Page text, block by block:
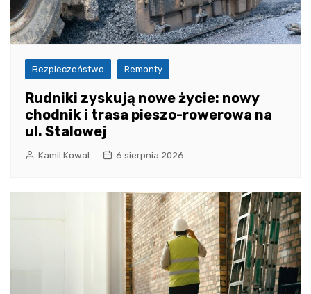
Bezpieczeństwo Remonty
Rudniki zyskują nowe życie: nowy
chodnik i trasa pieszo-rowerowa na
ul. Stalowej
Kamil Kowal 6 sierpnia 2026